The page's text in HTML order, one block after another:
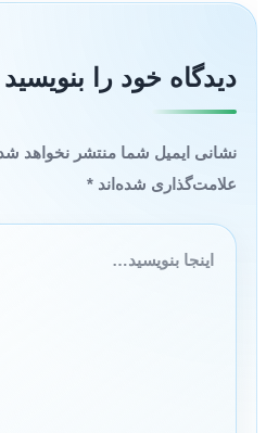
دیدگاه‌ خود را بنویسید
نشانی ایمیل شما منتشر نخواهد شد.
علامت‌گذاری شده‌اند*
اینجا
بنویسید…